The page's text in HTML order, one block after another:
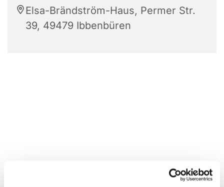
Elsa-Brändström-Haus, Permer Str.
39, 49479 Ibbenbüren